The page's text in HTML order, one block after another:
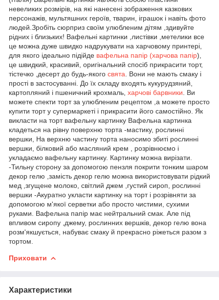
невеликих розмірів, на які нанесені зображення казкових
персонажів, мультяшних героїв, тварин, іграшок і навіть фото
людей.Зробіть сюрприз своїм улюбленим дітям ,здивуйте
рідних і близьких! Вафельні картинки ,листівки ,метелики все
це можна дуже швидко надрукувати на харчовому принтері,
для якого ідеально підійде вафельна папір (харчова папір),
це швидкий, красивий, оригінальний спосіб прикрасити торт,
тістечко ,десерт до будь-якого свята . Вони не мають смаку і
прості в застосуванні. До їх складу входять кукурудзяний,
картопляний і пшеничний крохмаль, харчові барвники . Ви
можете спекти торт за улюбленим рецептом ,а можете просто
купити торт у супермаркеті і прикрасити його самостійно. Як
викласти на торт вафельну картинку Вафельна картинка
кладеться на рівну поверхню торта -мастику, рослинні
вершки, На верхню частину торта наносимо збиті рослинні
вершки, білковий або масляний крем , розрівнюємо і
укладаємо вафельну картинку. Картинку можна вирізати.
-Тильну сторону за допомогою пензля покрити тонким шаром
декор гелю ,замість декор гелю можна використовувати рідкий
мед ,згущене молоко, світлий джем ,густий сироп, рослинні
вершки -Акуратно укласти картинку на торт і розрівняти за
допомогою м'якої серветки або просто чистими, сухими
руками. Вафельна папір має нейтральний смак. Але під
впливом сиропу ,джему, рослинних вершків, декор гелю вона
розм'якшується, набуває смаку й прекрасно ріжеться разом з
тортом.
Приховати
Характеристики